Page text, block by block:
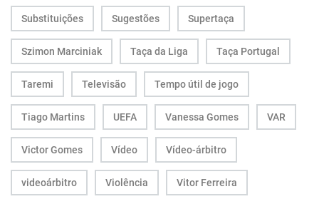
Substituições Sugestões Supertaça
Szimon Marciniak Taça da Liga Taça Portugal
Taremi Televisão Tempo útil de jogo
Tiago Martins UEFA Vanessa Gomes VAR
Victor Gomes Vídeo Vídeo-árbitro
videoárbitro Violência Vitor Ferreira